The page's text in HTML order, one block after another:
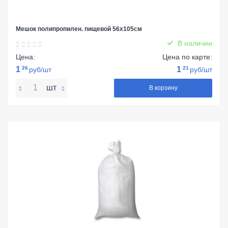
Мешок полипропилен. пищевой 56х105см
В наличии
Цена:
1 26 руб/шт
Цена по карте:
1 21 руб/шт
шт В корзину